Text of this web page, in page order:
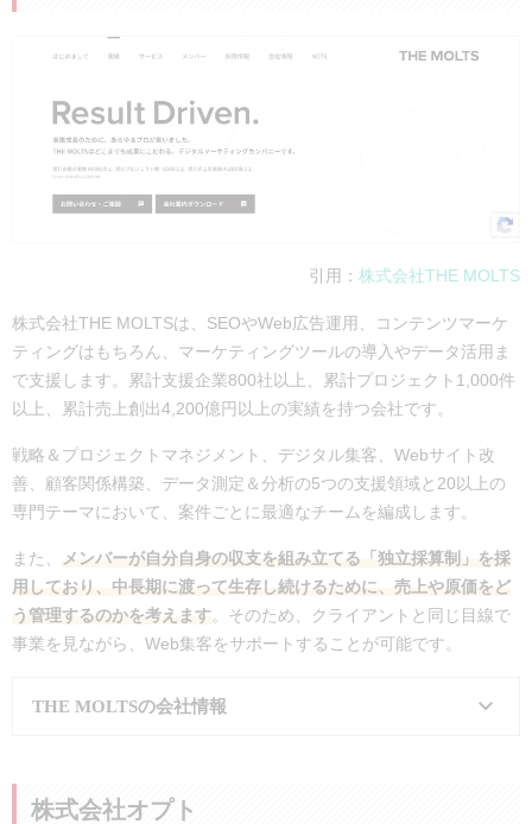
四ツ橋グランスクエア 6階
-5-9 CIRCLES with 島津山 3階
事業内容 デジタルマーケティング支援事業
電話番号
大阪本社：06-6535-3344
トサイト
https://www.pbmp.co.jp/
実績・事例 お客様事例はこちら
支援内容・
SEO/LLMOコンサルティング
記事制作
：8万円～/記事
Webサイト制作：要問い合わせ
Web広告運用代行：運用額の2
0%
CROコンサルティング：50万円
～/ドメイン
SEOツール「SEARCH WRIT
インフルエンサーマーケティン
グプラットフォーム「
引用： 株式会社THE MOLTS
株式会社THE MOLTSは、SEOやWeb広告運用、コンテンツマーケ
ティングはもちろん、マーケティングツールの導入やデータ活用ま
で支援します。累計支援企業800社以上、累計プロジェクト1,000件
以上、累計売上創出4,200億円以上の実績を持つ会社です。
戦略＆プロジェクトマネジメント、デジタル集客、Webサイト改
善、顧客関係構築、データ測定＆分析の5つの支援領域と20以上の
専門テーマにおいて、案件ごとに最適なチームを編成します。
また、 メンバーが自分自身の収支を組み立てる「独立採算制」を採
用しており、中長期に渡って生存し続けるために、売上や原価をど
う管理するのかを考えます。そのため、クライアントと同じ目線で
事業を見ながら、Web集客をサポートすることが可能です。
THE MOLTSの会社情報
株式会社オプト